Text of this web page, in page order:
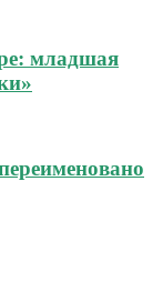
младшая